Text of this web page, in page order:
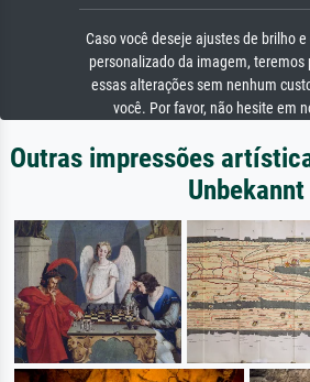
Caso você deseje ajustes de brilho
personalizado da imagem, teremos
essas alterações sem nenhum
você. Por favor, não hesite em
Outras impressões
Unbekannt